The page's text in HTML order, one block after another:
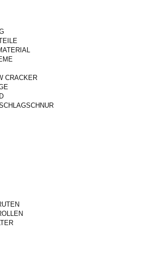
CRACKER